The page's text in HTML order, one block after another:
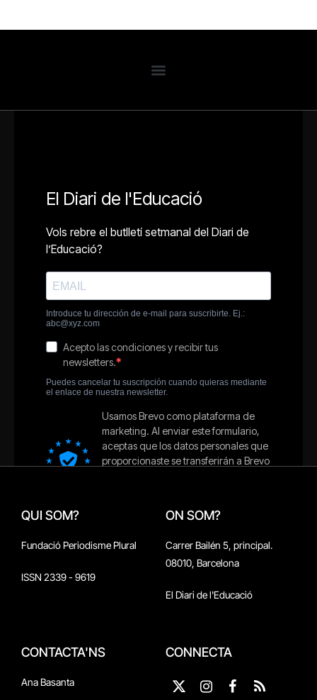
QUI SOM?
Fundació Periodisme Plural
ISSN 2339 - 9619
ON SOM?
Carrer Bailén 5, principal.
08010, Barcelona
El Diari de l'Educació
CONTACTA'NS
Ana Basanta
CONNECTA
X
Instagram
Facebook
RSS